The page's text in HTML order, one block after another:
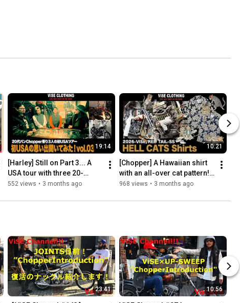
19:14
[Harley] Still on Part 3... A
USA tour with three 20-
something Panhead
552 views • 3 months ago
10:21
[Chopper] A Hawaiian shirt
with an all-over cat pattern!
Just throw it on!
968 views • 3 months ago
23:41 10:56